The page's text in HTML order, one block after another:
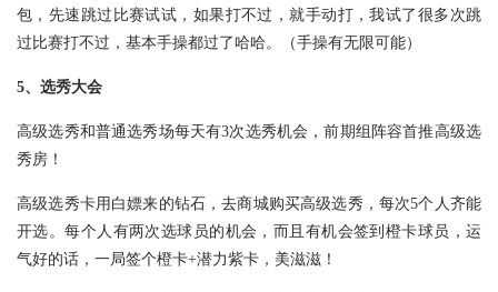
包，先速跳过比赛试试，如果打不过，就手动打，我试了很多次跳
过比赛打不过，基本手操都过了哈哈。（手操有无限可能）
5、选秀大会
高级选秀和普通选秀场每天有3次选秀机会，前期组阵容首推高级选
秀房！
高级选秀卡用白嫖来的钻石，去商城购买高级选秀，每次5个人齐能
开选。每个人有两次选球员的机会，而且有机会签到橙卡球员，运
气好的话，一局签个橙卡+潜力紫卡，美滋滋！